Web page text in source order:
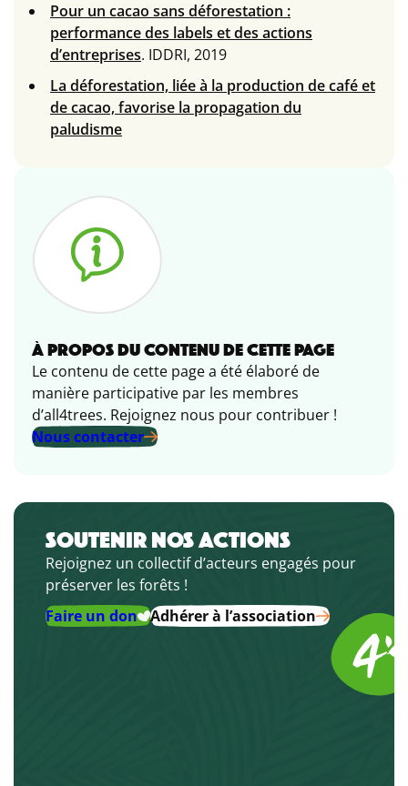
Pour un cacao sans déforestation :
performance des labels et des actions
d’entreprises. IDDRI, 2019
La déforestation, liée à la production de café et
de cacao, favorise la propagation du
paludisme
À PROPOS DU CONTENU DE CETTE PAGE
Le contenu de cette page a été élaboré de
manière participative par les membres
d’all4trees. Rejoignez nous pour contribuer !
Nous contacter
SOUTENIR NOS ACTIONS
Rejoignez un collectif d’acteurs engagés pour
préserver les forêts !
Faire un don
Adhérer à l’association